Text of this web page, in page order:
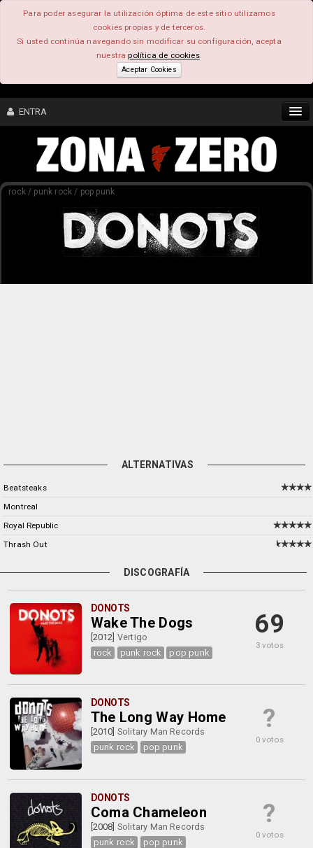
Para poder asegurar la utilización óptima de este sitio utilizamos
cookies propias y de terceros.
Si usted continúa navegando sin modificar su configuración, acepta
nuestrapolítica de cookies.
Aceptar Cookies
ENTRA
CONTENIDO
FEEEDBACK
rock / punk rock / pop punk
ALTERNATIVAS
Beatsteaks
Montreal
Royal Republic
Thrash Out
DISCOGRAFÍA
DONOTS
Wake The Dogs
[2012] Vertigo
rock
punk rock pop punk
69
3 votos
DONOTS
The Long Way Home
[2010] Solitary Man Records
punk rock
pop punk
?
0 votos
DONOTS
Coma Chameleon
[2008] Solitary Man Records
punk rock
pop punk
?
0 votos